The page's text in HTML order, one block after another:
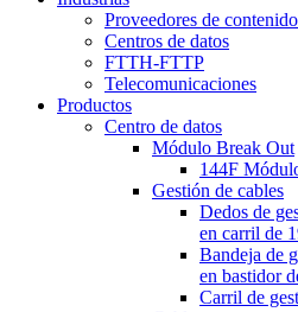
Proveedores de
Centros de datos
FTTH-FTTP
Telecomunicaciones
Productos
Centro de datos
Módulo Break Out
144F
Gestión de cables
Dedos de
en carril de
Bandeja de
en bastidor
Carril de